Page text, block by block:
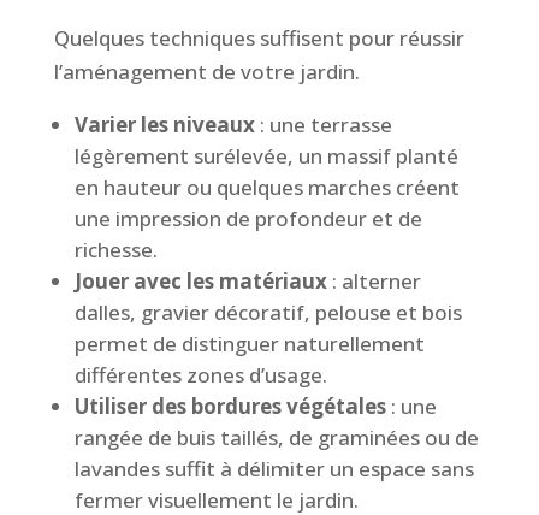
Quelques techniques suffisent pour réussir
l’aménagement de votre jardin.
Varier les niveaux: une terrasse
légèrement surélevée, un massif planté
en hauteur ou quelques marches créent
une impression de profondeur et de
richesse.
Jouer avec les matériaux: alterner
dalles, gravier décoratif, pelouse et bois
permet de distinguer naturellement
différentes zones d’usage.
Utiliser des bordures végétales: une
rangée de buis taillés, de graminées ou de
lavandes suffit à délimiter un espace sans
fermer visuellement le jardin.